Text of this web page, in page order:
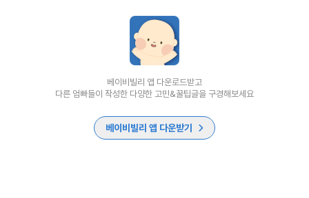
베이비빌리 앱 다운로드받고
다른 엄빠들이 작성한 다양한 고민&꿀팁글을 구경해보세요
베이비빌리 앱 다운받기